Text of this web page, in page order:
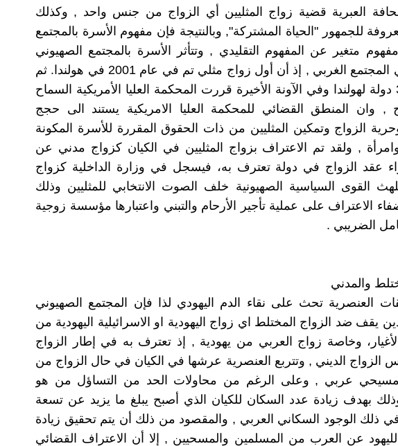
العبرية قضية زواج المثليين أي الزواج من جنس واحد , وكذلك
للجمهور "الحياة المشتركة", وبالنتيجة فإن مفهوم الأسرة بالمجتمع
متغير عن المفهوم التقليدي , وتتأثر الأسرة بالمجتمع الصهيوني
بالأسرة في المجتمع الغربي , إذ أن أول زواج مثلي تم في عام 2001 في هولندا. ثم
انضمت 30 دولة لهولندا وفي الآونة الأخيرة قررت المحكمة العليا الأمريكية السماح
, وان المنطق القضائي للمحكمة العليا الامريكية يستند الى حجج
الزواج وتمكين المثليين من ذات الحقوق المقررة للأسرة المكونة
, ولقد تم الاعتراف بزواج المثليين في الكيان كزواج مدني عن
عقد الزواج في دولة تعترف به، فيسجل في وزارة الداخلية كزواج
القوى السياسية الصهيونية خلف الصوت الانتخابي للمثليين وذلك
الاعتراف على عملية تأجير الأرحام والتبني واعتبارها مؤسسة زوجية
الضريبي .
والمدني
العنصرية تحث على نقاء الدم اليهودي لذا فإن المجتمع الصهيوني
يقف ضد الزواج المختلط اي زواج اليهودية او الاسرائيلية اليهودية من
وخاصة زواج العربي من يهودية , إذ تعترف به في إطار الزواج
الزواج الديني , وتتربع العنصرية عرشها في الكيان في حال الزواج من
عربي , وعلى الرغم من محاولات الحد من التساؤل من هو
بهدف زيادة عدد السكان للكيان الذي أصبح يبلغ ما يزيد عن تسعة
ذلك الوجود السكاني العربي , والمقصود من ذلك أن يتم تحقيق زيادة
لليهود عن العرب من المسلمين والمسحيين , إلا أن الاعتراف القضائي